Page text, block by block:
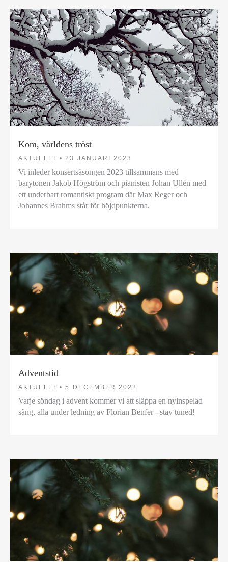
Kom, världens tröst
AKTUELLT • 23 JANUARI 2023
Vi inleder konsertsäsongen 2023 tillsammans med
barytonen Jakob Högström och pianisten Johan Ullén med
ett underbart romantiskt program där Max Reger och
Johannes Brahms står för höjdpunkterna.
Adventstid
AKTUELLT • 5 DECEMBER 2022
Varje söndag i advent kommer vi att släppa en nyinspelad
sång, alla under ledning av Florian Benfer - stay tuned!